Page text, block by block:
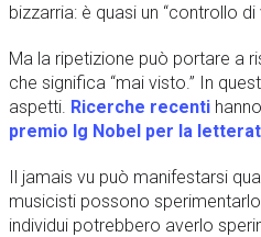
bizzarria: è quasi un “controllo
Ma la ripetizione può portare a
che significa “mai visto.” In
aspetti. Ricerche recenti
premio Ig Nobel per la
Il jamais vu può manifestarsi
musicisti possono
individui potrebbero averlo